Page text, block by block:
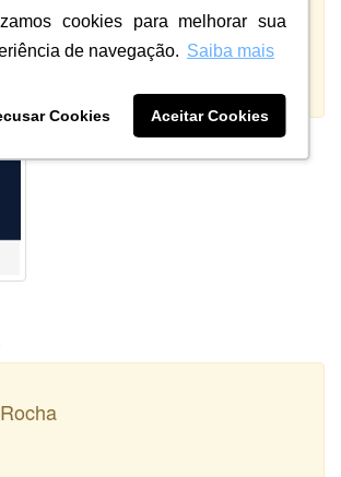
cookies para melhorar sua
de navegação. Saiba mais
Cookies Aceitar Cookies
10
Atendimento:
Qualidade: